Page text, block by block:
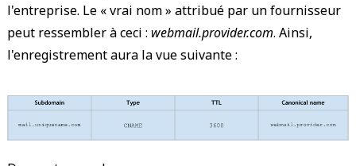
l'entreprise. Le « vrai nom » attribué par un fournisseur
peut ressembler à ceci : webmail.provider.com. Ainsi,
l'enregistrement aura la vue suivante :